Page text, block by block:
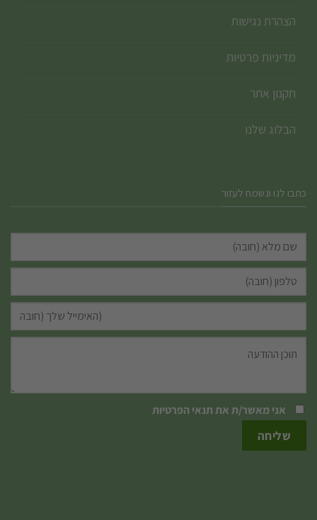
הצהרת נגישות
מדיניות פרטיות
תקנון אתר
הבלוג שלנו
כתבו לנו ונשמח לעזור
אני מאשר/ת אתתנאי הפרטיות